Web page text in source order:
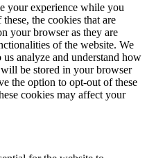
your experience while you
the cookies that are
your browser as they are
of the website. We
analyze and understand how
be stored in your browser
the option to opt-out of these
cookies may affect your